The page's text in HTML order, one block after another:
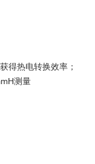
得热电转换效率；
测量